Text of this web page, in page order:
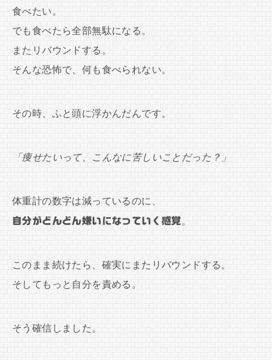
食べたい。
でも食べたら全部無駄になる。
またリバウンドする。
そんな恐怖で、何も食べられない。
その時、ふと頭に浮かんだんです。
「痩せたいって、こんなに苦しいことだった？」
体重計の数字は減っているのに、
自分がどんどん嫌いになっていく感覚。
このまま続けたら、確実にまたリバウンドする。
そしてもっと自分を責める。
そう確信しました。